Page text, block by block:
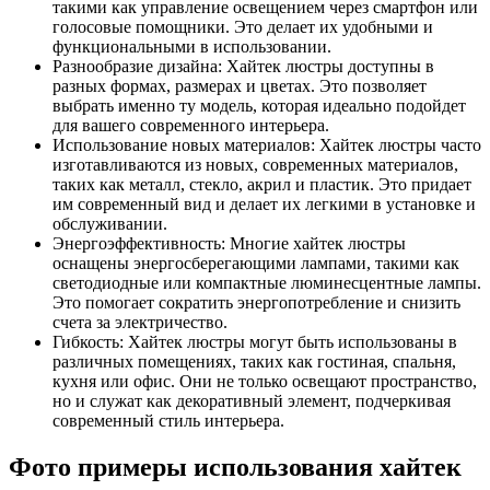
такими как управление освещением через смартфон или
голосовые помощники. Это делает их удобными и
функциональными в использовании.
Разнообразие дизайна: Хайтек люстры доступны в
разных формах, размерах и цветах. Это позволяет
выбрать именно ту модель, которая идеально подойдет
для вашего современного интерьера.
Использование новых материалов: Хайтек люстры часто
изготавливаются из новых, современных материалов,
таких как металл, стекло, акрил и пластик. Это придает
им современный вид и делает их легкими в установке и
обслуживании.
Энергоэффективность: Многие хайтек люстры
оснащены энергосберегающими лампами, такими как
светодиодные или компактные люминесцентные лампы.
Это помогает сократить энергопотребление и снизить
счета за электричество.
Гибкость: Хайтек люстры могут быть использованы в
различных помещениях, таких как гостиная, спальня,
кухня или офис. Они не только освещают пространство,
но и служат как декоративный элемент, подчеркивая
современный стиль интерьера.
Фото примеры использования хайтек